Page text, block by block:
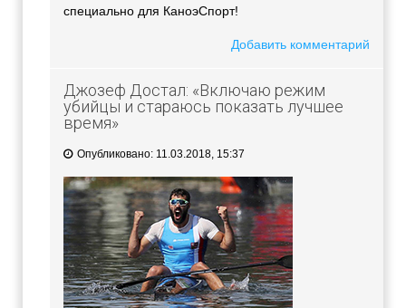
специально для КаноэСпорт!
Добавить комментарий
Джозеф Достал: «Включаю режим
убийцы и стараюсь показать лучшее
время»
Опубликовано: 11.03.2018, 15:37